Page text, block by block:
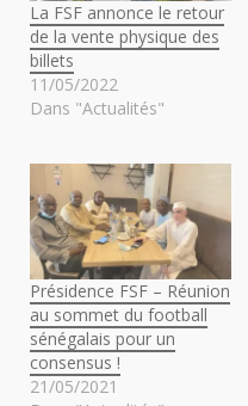
La FSF annonce le retour
de la vente physique des
billets
11/05/2022
Dans "Actualités"
Présidence FSF – Réunion
au sommet du football
sénégalais pour un
consensus !
21/05/2021